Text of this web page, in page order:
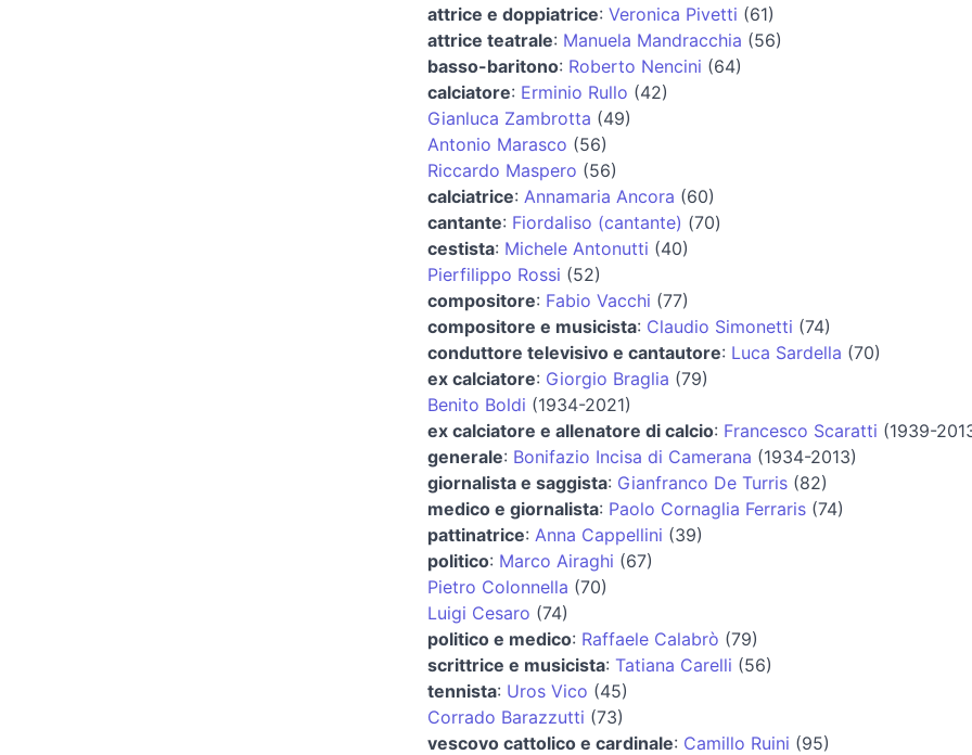
attrice e doppiatrice: Veronica Pivetti (61)
attrice teatrale: Manuela Mandracchia (56)
basso-baritono: Roberto Nencini (64)
calciatore: Erminio Rullo (42)
Gianluca Zambrotta (49)
Antonio Marasco (56)
Riccardo Maspero (56)
calciatrice: Annamaria Ancora (60)
cantante: Fiordaliso (cantante) (70)
cestista: Michele Antonutti (40)
Pierfilippo Rossi (52)
compositore: Fabio Vacchi (77)
compositore e musicista: Claudio Simonetti (74)
conduttore televisivo e cantautore: Luca Sardella (70)
ex calciatore: Giorgio Braglia (79)
Benito Boldi (1934-2021)
ex calciatore e allenatore di calcio: Francesco Scaratti (1939-
generale: Bonifazio Incisa di Camerana (1934-2013)
giornalista e saggista: Gianfranco De Turris(82)
medico e giornalista: Paolo Cornaglia Ferraris(74)
pattinatrice: Anna Cappellini (39)
politico: Marco Airaghi (67)
Pietro Colonnella (70)
Luigi Cesaro (74)
politico e medico: Raffaele Calabrò (79)
scrittrice e musicista: Tatiana Carelli (56)
tennista: Uros Vico (45)
Corrado Barazzutti (73)
vescovo cattolico e cardinale: Camillo Ruini (95)